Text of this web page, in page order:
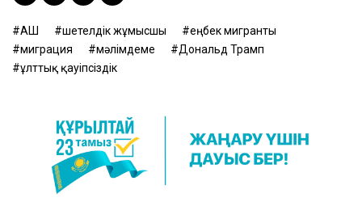
АҚШ шетелдік жұмысшы
еңбек мигранты
миграция
мәлімдеме
Дональд Трамп
ұлттық қауіпсіздік